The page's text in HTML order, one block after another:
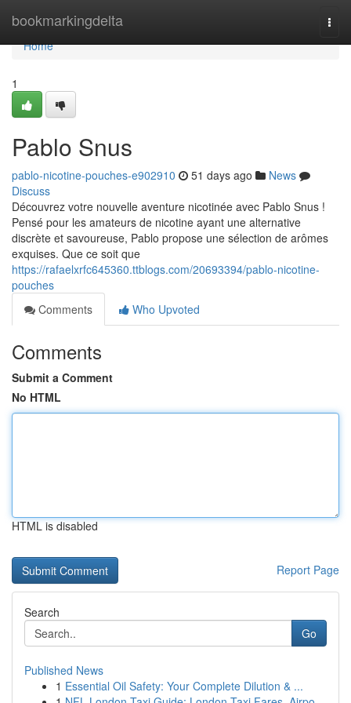
bookmarkingdelta
Home
Home
1
Pablo Snus
pablo-nicotine-pouches-e902910 51 days ago
News
Discuss
Découvrez votre nouvelle aventure nicotinée avec Pablo Snus !
Pensé pour les amateurs de nicotine ayant une alternative
discrète et savoureuse, Pablo propose une sélection de arômes
exquises. Que ce soit que
https://rafaelxrfc645360.ttblogs.com/20693394/pablo-nicotine-
pouches
Comments
Who Upvoted
Comments
Submit a Comment
No HTML
HTML is disabled
Report Page
Search
Go
Published News
1 Essential Oil Safety: Your Complete Dilution & ...